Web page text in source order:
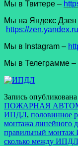
Мы в Твитере –
Мы на Яндекс Дзен
https://
Мы в Instagram –
Мы в Телеграмме –
Запись опубликована
ПОЖАРНАЯ
ИПДЛ, половинное
монтажа линейного
правильный
сколько между ИПДЛ